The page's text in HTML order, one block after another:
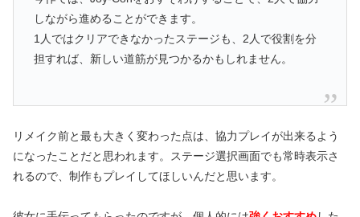
しながら進めることができます。
1人ではクリアできなかったステージも、2人で役割を分
担すれば、新しい道筋が見つかるかもしれません。
リメイク前と最も大きく変わった点は、協力プレイが出来るよう
になったことだと思われます。ステージ選択画面でも常時表示さ
れるので、制作もプレイしてほしいんだと思います。